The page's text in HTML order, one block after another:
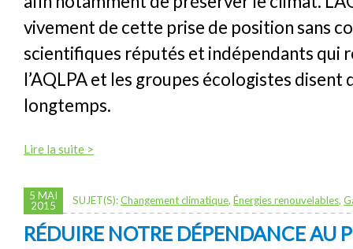
vivement de cette prise de position sans
scientifiques réputés et indépendants qui
l’AQLPA et les groupes écologistes disent
longtemps.
Lire la suite >
5 MAI
2015
SUJET(S):Changement climatique, Énergies renouvelables,
RÉDUIRE NOTRE DÉPENDANCE AU